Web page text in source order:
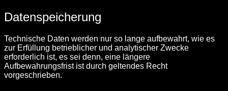
Datenspeicherung
Technische Daten werden nur so lange aufbewahrt, wie es
zur Erfüllung betrieblicher und analytischer Zwecke
erforderlich ist, es sei denn, eine längere
Aufbewahrungsfrist ist durch geltendes Recht
vorgeschrieben.